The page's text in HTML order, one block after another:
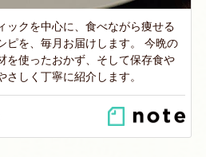
ックを中心に、食べながら痩せる
ピを、毎月お届けします。 今晩の
を使ったおかず、そして保存食や
しく丁寧に紹介します。